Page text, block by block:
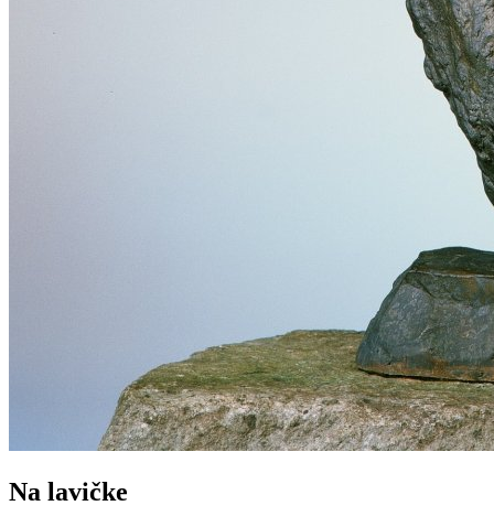
Na lavičke